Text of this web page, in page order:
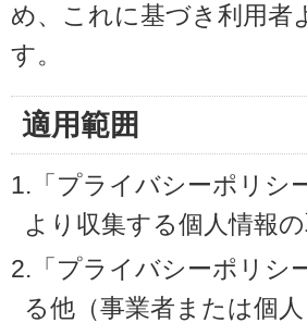
め、これに基づき利用者
す。
適用範囲
1.「プライバシーポリシ
より収集する個人情報
2.「プライバシーポリシ
る他（事業者または個